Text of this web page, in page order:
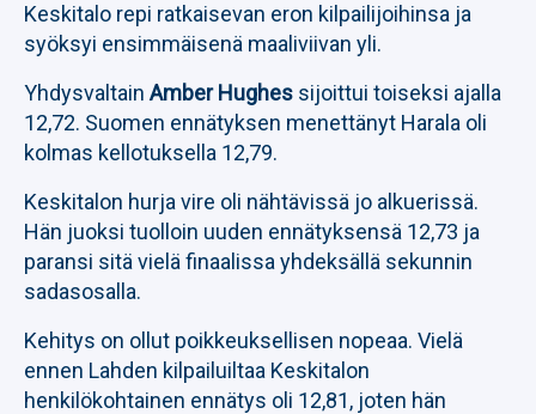
Keskitalo repi ratkaisevan eron kilpailijoihinsa ja
syöksyi ensimmäisenä maaliviivan yli.
Yhdysvaltain Amber Hughes sijoittui toiseksi ajalla
12,72. Suomen ennätyksen menettänyt Harala oli
kolmas kellotuksella 12,79.
Keskitalon hurja vire oli nähtävissä jo alkuerissä.
Hän juoksi tuolloin uuden ennätyksensä 12,73 ja
paransi sitä vielä finaalissa yhdeksällä sekunnin
sadasosalla.
Kehitys on ollut poikkeuksellisen nopeaa. Vielä
ennen Lahden kilpailuiltaa Keskitalon
henkilökohtainen ennätys oli 12,81, joten hän